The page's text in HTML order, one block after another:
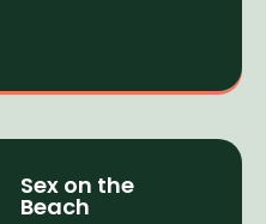
Sex on the
Beach